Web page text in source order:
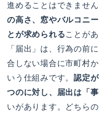
進めることはできませ
の高さ、窓やバルコニ
とが求められることが
「届出」は、行為の前
合しない場合に市町村
いう仕組みです。認定
つのに対し、届出は「
いがあります。どちら